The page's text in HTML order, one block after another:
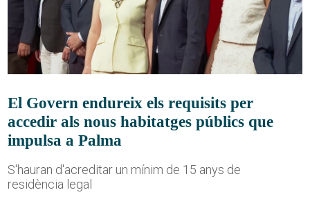
El Govern endureix els requisits per
accedir als nous habitatges públics que
impulsa a Palma
S'hauran d'acreditar un mínim de 15 anys de
residència legal